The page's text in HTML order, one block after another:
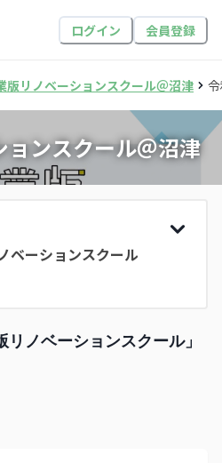
ログイン 会員登録
版リノベーションスクール＠沼津
ンスクール＠沼津
ーションスクール
ノベーションスクール」